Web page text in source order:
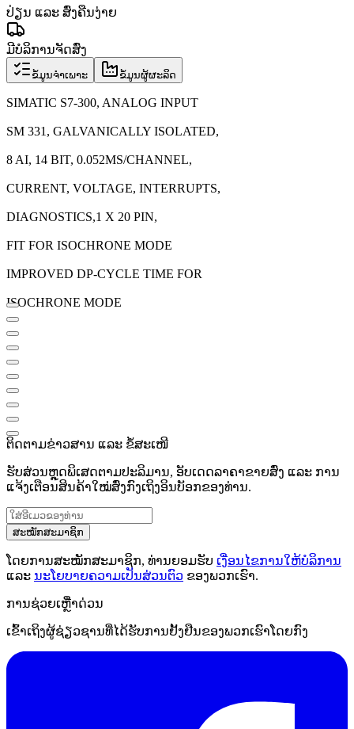
ປ່ຽນ ແລະ ສົ່ງຄືນງ່າຍ
ມີບໍລິການຈັດສົ່ງ
ຂໍ້ມູນຈຳເພາະ ຂໍ້ມູນຜູ້ຜະລິດ
SIMATIC S7-300, ANALOG INPUT
SM 331, GALVANICALLY ISOLATED,
8 AI, 14 BIT, 0.052MS/CHANNEL,
CURRENT, VOLTAGE, INTERRUPTS,
DIAGNOSTICS,1 X 20 PIN,
FIT FOR ISOCHRONE MODE
IMPROVED DP-CYCLE TIME FOR
ISOCHRONE MODE
ຕິດຕາມຂ່າວສານ ແລະ ຂໍ້ສະເໜີ
ຮັບສ່ວນຫຼຸດພິເສດຕາມປະລິມານ, ອັບເດດລາຄາຂາຍສົ່ງ ແລະ ການ
ແຈ້ງເຕືອນສິນຄ້າໃໝ່ສົ່ງກົງເຖິງອິນບັອກຂອງທ່ານ.
ສະໝັກສະມາຊິກ
ໂດຍການສະໝັກສະມາຊິກ, ທ່ານຍອມຮັບ ເງື່ອນໄຂການໃຫ້ບໍລິການ
ແລະ ນະໂຍບາຍຄວາມເປັນສ່ວນຕົວ ຂອງພວກເຮົາ.
ການຊ່ວຍເຫຼືໍາດ່ວນ
ເຂົ້າເຖິງຜູ້ຊ່ຽວຊານທີ່ໄດ້ຮັບການຢັ້ງຢືນຂອງພວກເຮົາໂດຍກົງ